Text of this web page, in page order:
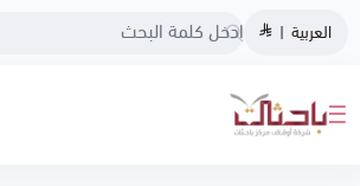
العربية |
متجر باحثات